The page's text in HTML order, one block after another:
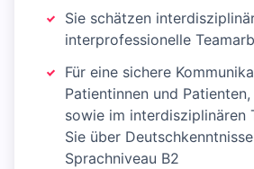
Sie schätzen
interprofessionelle
Für eine sichere
Patientinnen und
sowie im interdisziplinären
Sie über
Sprachniveau B2